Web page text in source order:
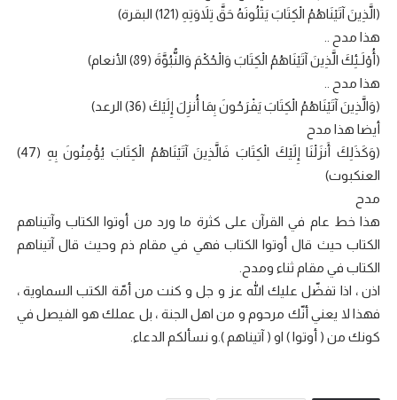
(الَّذِينَ آتَيْنَاهُمُ الْكِتَابَ يَتْلُونَهُ حَقَّ تِلاَوَتِهِ (121) البقرة)
هذا مدح ..
(أُوْلَـئِكَ الَّذِينَ آتَيْنَاهُمُ الْكِتَابَ وَالْحُكْمَ وَالنُّبُوَّةَ (89) الأنعام)
هذا مدح ..
(وَالَّذِينَ آتَيْنَاهُمُ الْكِتَابَ يَفْرَحُونَ بِمَا أُنزِلَ إِلَيْكَ (36) الرعد)
أيضا هذا مدح
(وَكَذَلِكَ أَنزَلْنَا إِلَيْكَ الْكِتَابَ فَالَّذِينَ آتَيْنَاهُمُ الْكِتَابَ يُؤْمِنُونَ بِهِ (47)
العنكبوت)
مدح
هذا خط عام في القرآن على كثرة ما ورد من أوتوا الكتاب وآتيناهم
الكتاب حيث قال أوتوا الكتاب فهي في مقام ذم وحيث قال آتيناهم
الكتاب في مقام ثناء ومدح.
اذن ، اذا تفضّل عليك الله عز و جل و كنت من أمّة الكتب السماوية ،
فهذا لا يعني أنّك مرحوم و من اهل الجنة ، بل عملك هو الفيصل في
كونك من ( أوتوا ) او ( آتيناهم ).و نسألكم الدعاء.